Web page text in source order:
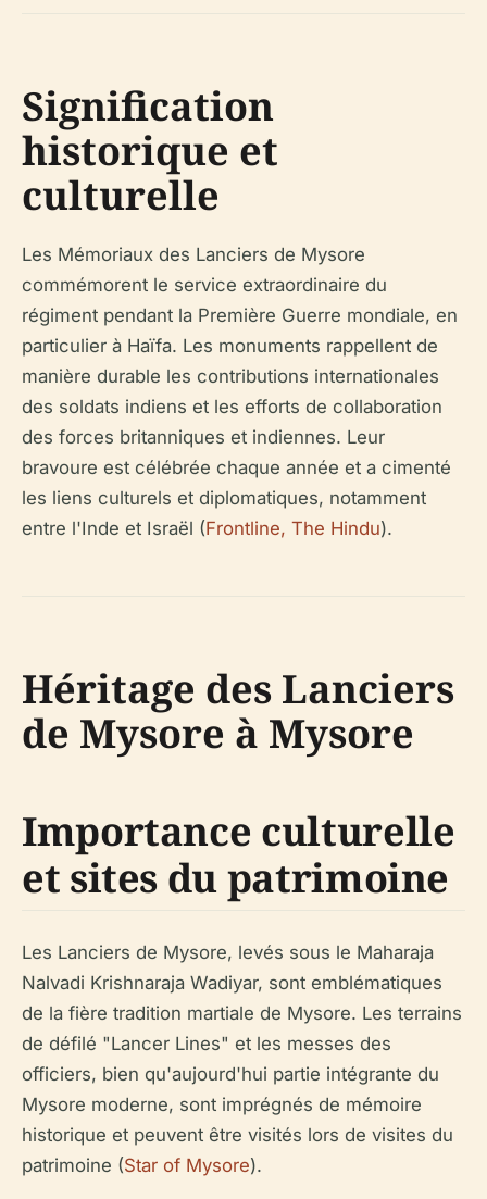
Signification
historique et
culturelle
Les Mémoriaux des Lanciers de Mysore
commémorent le service extraordinaire du
régiment pendant la Première Guerre mondiale, en
particulier à Haïfa. Les monuments rappellent de
manière durable les contributions internationales
des soldats indiens et les efforts de collaboration
des forces britanniques et indiennes. Leur
bravoure est célébrée chaque année et a cimenté
les liens culturels et diplomatiques, notamment
entre l'Inde et Israël (Frontline, The Hindu).
Héritage des Lanciers
de Mysore à Mysore
Importance culturelle
et sites du patrimoine
Les Lanciers de Mysore, levés sous le Maharaja
Nalvadi Krishnaraja Wadiyar, sont emblématiques
de la fière tradition martiale de Mysore. Les terrains
de défilé "Lancer Lines" et les messes des
officiers, bien qu'aujourd'hui partie intégrante du
Mysore moderne, sont imprégnés de mémoire
historique et peuvent être visités lors de visites du
patrimoine (Star of Mysore).